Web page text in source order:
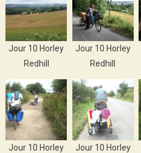
Jour 10 Horley
Redhill
Jour 10 Horley
Redhill
Jour 10 Horley
Jour 10 Horley